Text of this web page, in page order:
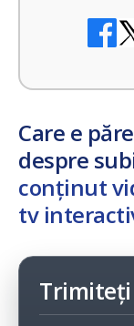
Care e
despre
conținut
tv